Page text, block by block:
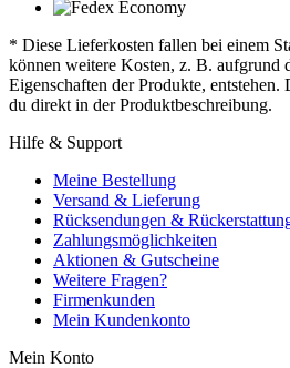
* Diese Lieferkosten fallen bei einem
können weitere Kosten, z. B. aufgrund
Eigenschaften der Produkte,
du direkt in der Produktbeschreibung.
Hilfe & Support
Meine Bestellung
Versand & Lieferung
Rücksendungen &
Zahlungsmöglichkeiten
Aktionen & Gutscheine
Weitere Fragen?
Firmenkunden
Mein Kundenkonto
Mein Konto